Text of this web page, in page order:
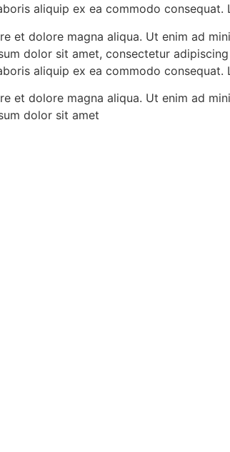
aliquip ex ea commodo consequat.
dolore magna aliqua. Ut enim ad
dolor sit amet, consectetur
aliquip ex ea commodo consequat.
dolore magna aliqua. Ut enim ad
dolor sit amet